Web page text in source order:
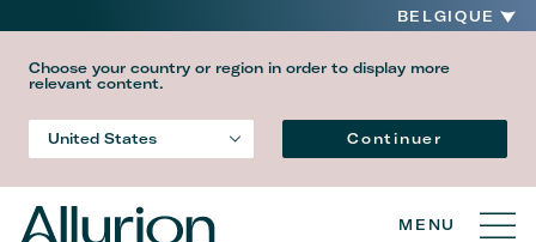
BELGIQUE
Choose your country or region in order to display more
relevant content.
United States LanguageContinuer
MENU